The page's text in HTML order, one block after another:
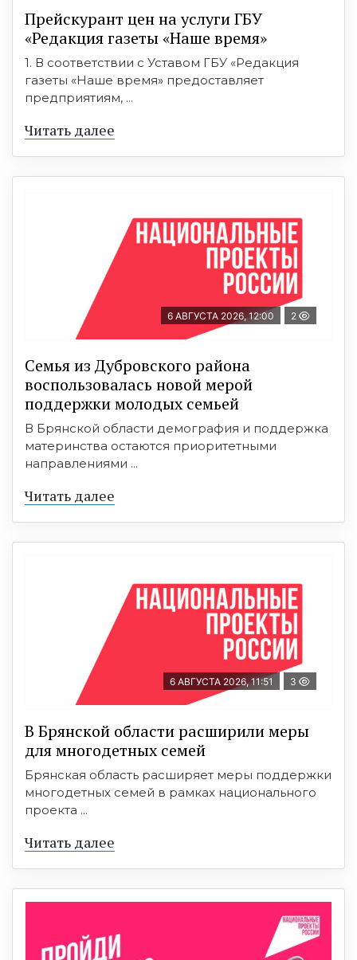
Прейскурант цен на услуги ГБУ
«Редакция газеты «Наше время»
1. В соответствии с Уставом ГБУ «Редакция
газеты «Наше время» предоставляет
предприятиям, ...
Читать далее
6 АВГУСТА 2026, 12:00 2
Семья из Дубровского района
воспользовалась новой мерой
поддержки молодых семьей
В Брянской области демография и поддержка
материнства остаются приоритетными
направлениями ...
Читать далее
6 АВГУСТА 2026, 11:51 3
В Брянской области расширили меры
для многодетных семей
Брянская область расширяет меры поддержки
многодетных семей в рамках национального
проекта ...
Читать далее